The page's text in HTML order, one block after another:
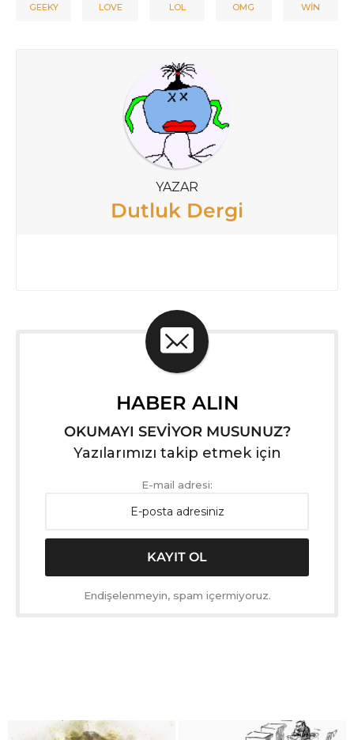
GEEKY LOVE LOL OMG WIN
YAZAR
Dutluk Dergi
HABER ALIN
OKUMAYI SEVİYOR MUSUNUZ?
Yazılarımızı takip etmek için
E-mail adresi:
Endişelenmeyin, spam içermiyoruz.